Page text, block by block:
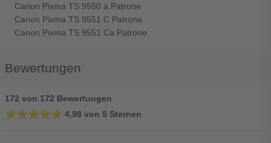
Canon Pixma TS 9550 a Patrone
Canon Pixma TS 9551 C Patrone
Canon Pixma TS 9551 Ca Patrone
Bewertungen
172 von 172 Bewertungen
★★★★★
★★★★★ 4,98 von 5 Sternen